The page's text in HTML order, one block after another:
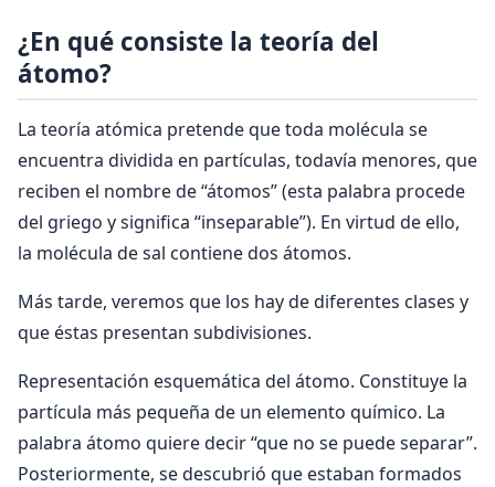
¿En qué consiste la teoría del
átomo?
La teoría atómica pretende que toda molécula se
encuentra dividida en partículas, todavía menores, que
reciben el nombre de “átomos” (esta palabra procede
del griego y significa “inseparable”). En virtud de ello,
la molécula de sal contiene dos átomos.
Más tarde, veremos que los hay de diferentes clases y
que éstas presentan subdivisiones.
Representación esquemática del átomo. Constituye la
partícula más pequeña de un elemento químico. La
palabra átomo quiere decir “que no se puede separar”.
Posteriormente, se descubrió que estaban formados